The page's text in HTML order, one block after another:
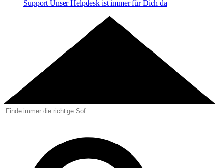
Support Unser Helpdesk ist immer für Dich da